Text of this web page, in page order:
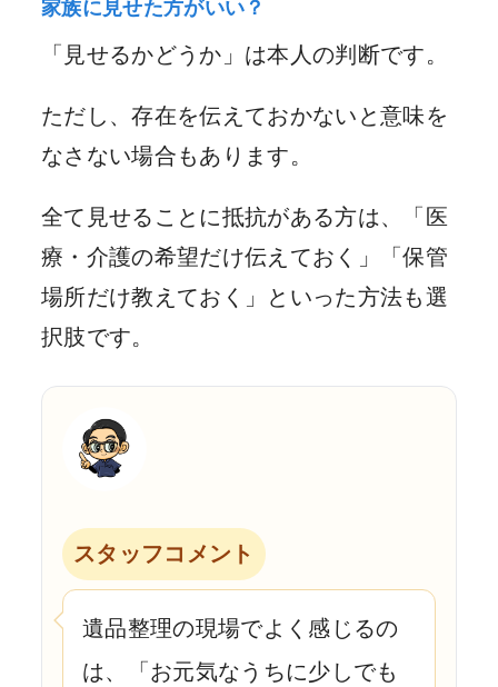
家族に見せた方がいい？
「見せるかどうか」は本人の判断です。
ただし、存在を伝えておかないと意味を
なさない場合もあります。
全て見せることに抵抗がある方は、「医
療・介護の希望だけ伝えておく」「保管
場所だけ教えておく」といった方法も選
択肢です。
スタッフコメント
遺品整理の現場でよく感じるの
は、「お元気なうちに少しでも